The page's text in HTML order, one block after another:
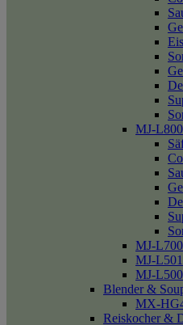
MJ-L800
MJ-L700
MJ-L501
MJ-L500
Blender &
MX-
Reiskocher &